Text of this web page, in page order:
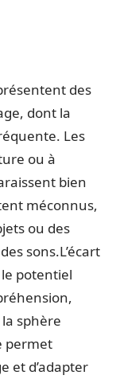
des
dont la
Les
ou à
bien
méconnus,
ou des
sons.L’écart
potentiel
sphère
permet
et d’adapter